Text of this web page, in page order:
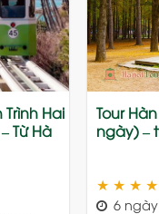
Hai
Từ Hà
Tour
ngày) –
★ ★ ★ ★
6